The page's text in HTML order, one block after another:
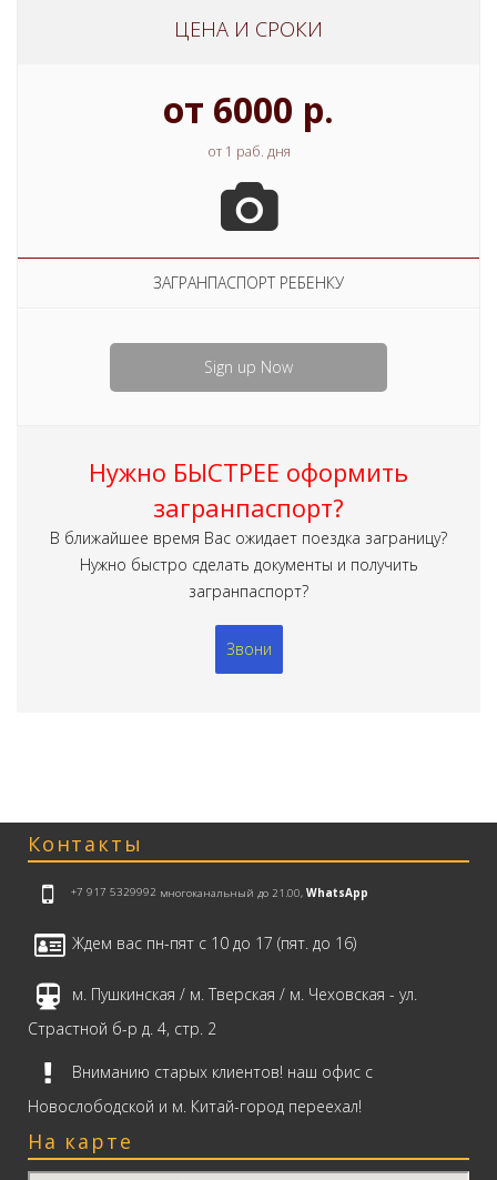
ЦЕНА И СРОКИ
от 6000 р.
от 1 раб. дня
ЗАГРАНПАСПОРТ РЕБЕНКУ
Sign up Now
Нужно БЫСТРЕЕ оформить
загранпаспорт?
В ближайшее время Вас ожидает поездка заграницу?
Нужно быстро сделать документы и получить
загранпаспорт?
Звони
Контакты
+7 917 5329992 многоканальный до 21.00, WhatsApp
Ждем вас пн-пят с 10 до 17 (пят. до 16)
м. Пушкинская / м. Тверская / м. Чеховская - ул.
Страстной б-р д. 4, стр. 2
Вниманию старых клиентов! наш офис с
Новослободской и м. Китай-город переехал!
На карте